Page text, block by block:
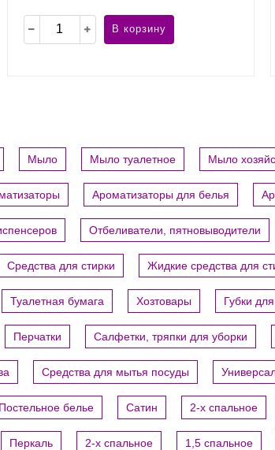
В корзину
Мыло Мыло туалетное Мыло
Ароматизаторы для белья
Отбеливатели, пятновыводители
Средства для стирки Жидкие средства для
Туалетная бумага Хозтовары Губки
Перчатки Салфетки, тряпки для уборки
Средства для мытья посуды
Постельное белье Сатин 2-х спальное
Перкаль 2-х спальное 1,5 спальное